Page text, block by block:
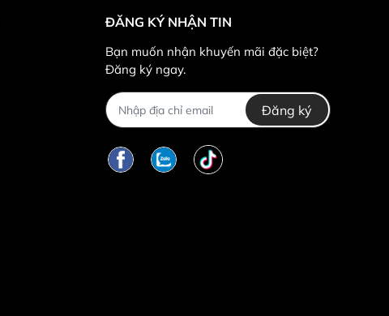
ĐĂNG KÝ NHẬN TIN
Bạn muốn nhận khuyến mãi đặc biệt?
Đăng ký ngay.
Đăng ký